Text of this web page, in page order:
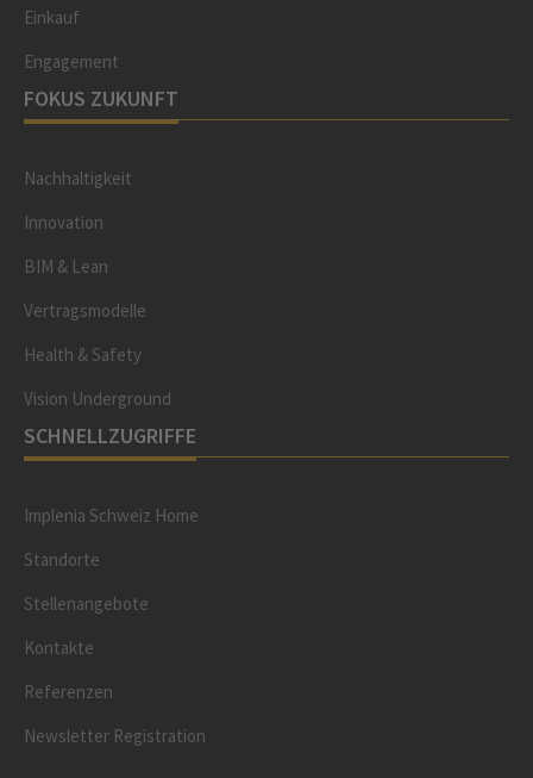
Einkauf
Engagement
FOKUS ZUKUNFT
Nachhaltigkeit
Innovation
BIM & Lean
Vertragsmodelle
Health & Safety
Vision Underground
SCHNELLZUGRIFFE
Implenia Schweiz Home
Standorte
Stellenangebote
Kontakte
Referenzen
Newsletter Registration